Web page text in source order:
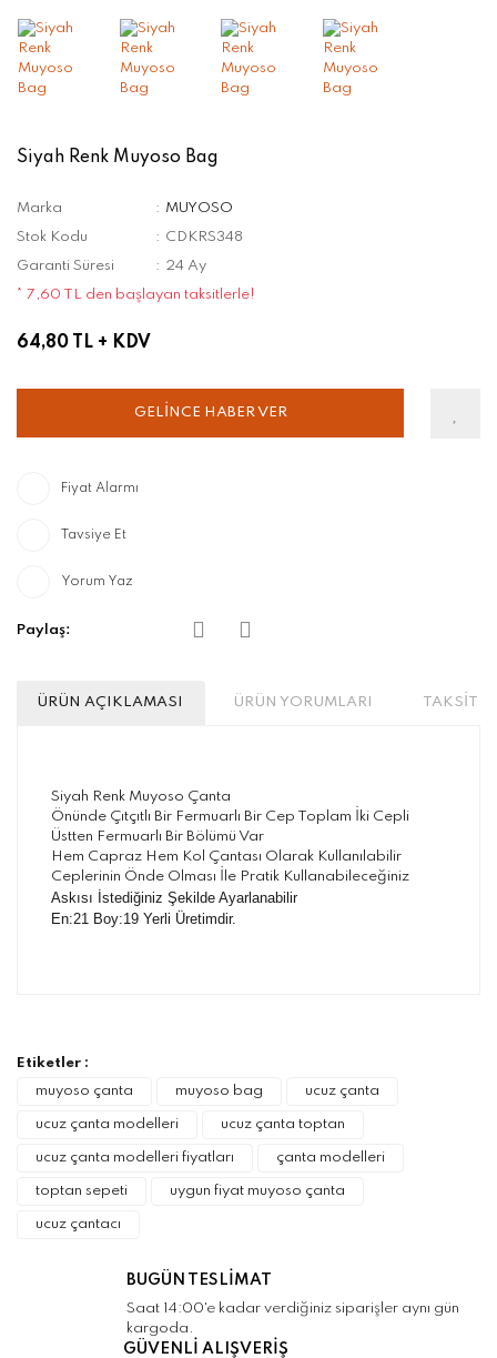
Siyah Renk Muyoso Bag
Marka
MUYOSO
Stok Kodu
CDKRS348
Garanti Süresi
24 Ay
* 7,60 TL den başlayan taksitlerle!
64,80 TL + KDV
GELİNCE HABER VER
Fiyat Alarmı
Tavsiye Et
Yorum Yaz
Paylaş:
ÜRÜN AÇIKLAMASI ÜRÜN YORUMLARI TAKSİT
Siyah Renk Muyoso Çanta
Önünde Çıtçıtlı Bir Fermuarlı Bir Cep Toplam İki Cepli
Üstten Fermuarlı Bir Bölümü Var
Hem Capraz Hem Kol Çantası Olarak Kullanılabilir
Ceplerinin Önde Olması İle Pratik Kullanabileceğiniz
Askısı İstediğiniz Şekilde Ayarlanabilir
En:21 Boy:19 Yerli Üretimdir.
Görüş ve önerileriniz için teşekkür ederiz.
Ürün resmi kalitesiz, bozuk veya
Ürün açıklamasında eksik bilgiler bulunuyor.
Ürün bilgilerinde hatalar bulunuyor.
Ürün fiyatı diğer sitelerden daha pahalı.
Etiketler :
muyoso çanta
muyoso bag ucuz çanta
ucuz çanta modelleri ucuz çanta toptan
ucuz çanta modelleri fiyatları çanta modelleri
toptan sepeti uygun fiyat muyoso çanta
ucuz çantacı
BUGÜN TESLİMAT
Saat 14:00'e kadar verdiğiniz siparişler aynı gün
kargoda.
GÜVENLİ ALIŞVERİŞ